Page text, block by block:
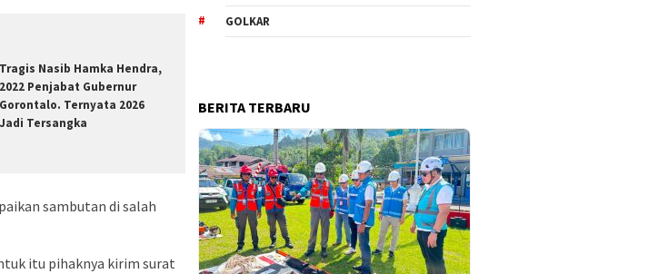
Tragis Nasib Hamka Hendra,
2022 Penjabat Gubernur
Gorontalo. Ternyata 2026
Jadi Tersangka
sambutan di salah
itu pihaknya kirim surat
GOLKAR
BERITA TERBARU